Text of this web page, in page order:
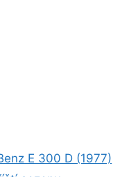
E 300 D (1977)